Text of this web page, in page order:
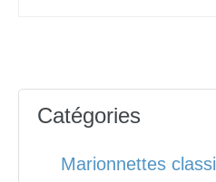
Catégories
Marionnettes